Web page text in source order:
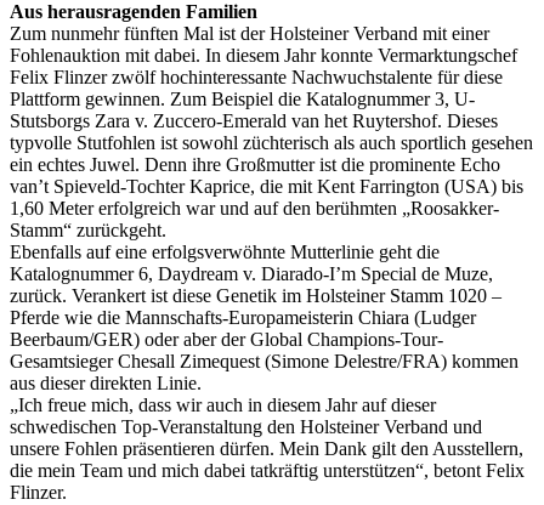
Aus herausragenden Familien
Zum nunmehr fünften Mal ist der Holsteiner Verband mit einer
Fohlenauktion mit dabei. In diesem Jahr konnte Vermarktungschef
Felix Flinzer zwölf hochinteressante Nachwuchstalente für diese
Plattform gewinnen. Zum Beispiel die Katalognummer 3, U-
Stutsborgs Zara v. Zuccero-Emerald van het Ruytershof. Dieses
typvolle Stutfohlen ist sowohl züchterisch als auch sportlich gesehen
ein echtes Juwel. Denn ihre Großmutter ist die prominente Echo
van’t Spieveld-Tochter Kaprice, die mit Kent Farrington (USA) bis
1,60 Meter erfolgreich war und auf den berühmten „Roosakker-
Stamm“ zurückgeht.
Ebenfalls auf eine erfolgsverwöhnte Mutterlinie geht die
Katalognummer 6, Daydream v. Diarado-I’m Special de Muze,
zurück. Verankert ist diese Genetik im Holsteiner Stamm 1020 –
Pferde wie die Mannschafts-Europameisterin Chiara (Ludger
Beerbaum/GER) oder aber der Global Champions-Tour-
Gesamtsieger Chesall Zimequest (Simone Delestre/FRA) kommen
aus dieser direkten Linie.
„Ich freue mich, dass wir auch in diesem Jahr auf dieser
schwedischen Top-Veranstaltung den Holsteiner Verband und
unsere Fohlen präsentieren dürfen. Mein Dank gilt den Ausstellern,
die mein Team und mich dabei tatkräftig unterstützen“, betont Felix
Flinzer.